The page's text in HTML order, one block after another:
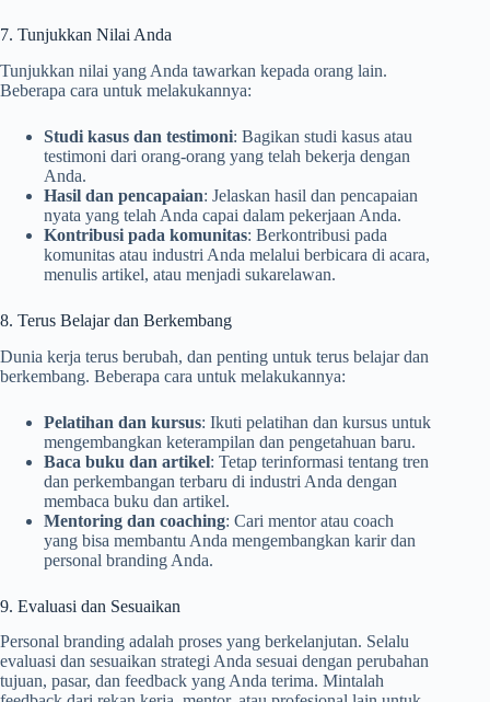
7. Tunjukkan Nilai Anda
Tunjukkan nilai yang Anda tawarkan kepada orang lain.
Beberapa cara untuk melakukannya:
Studi kasus dan testimoni: Bagikan studi kasus atau
testimoni dari orang-orang yang telah bekerja dengan
Anda.
Hasil dan pencapaian: Jelaskan hasil dan pencapaian
nyata yang telah Anda capai dalam pekerjaan Anda.
Kontribusi pada komunitas: Berkontribusi pada
komunitas atau industri Anda melalui berbicara di acara,
menulis artikel, atau menjadi sukarelawan.
8. Terus Belajar dan Berkembang
Dunia kerja terus berubah, dan penting untuk terus belajar dan
berkembang. Beberapa cara untuk melakukannya:
Pelatihan dan kursus: Ikuti pelatihan dan kursus untuk
mengembangkan keterampilan dan pengetahuan baru.
Baca buku dan artikel: Tetap terinformasi tentang tren
dan perkembangan terbaru di industri Anda dengan
membaca buku dan artikel.
Mentoring dan coaching: Cari mentor atau coach
yang bisa membantu Anda mengembangkan karir dan
personal branding Anda.
9. Evaluasi dan Sesuaikan
Personal branding adalah proses yang berkelanjutan. Selalu
evaluasi dan sesuaikan strategi Anda sesuai dengan perubahan
tujuan, pasar, dan feedback yang Anda terima. Mintalah